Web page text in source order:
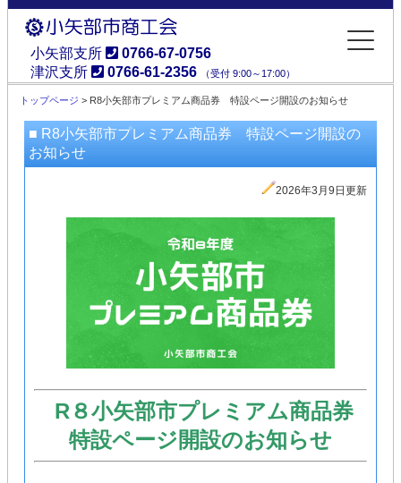
小矢部市商工会
小矢部支所
0766-67-0756
津沢支所
0766-61-2356 （受付 9:00～17:00）
トップページ > R8小矢部市プレミアム商品券 特設ページ開設のお知らせ
■ R8小矢部市プレミアム商品券 特設ページ開設の
お知らせ
2026年3月9日更新
R８小矢部市プレミアム商品券
特設ページ開設のお知らせ